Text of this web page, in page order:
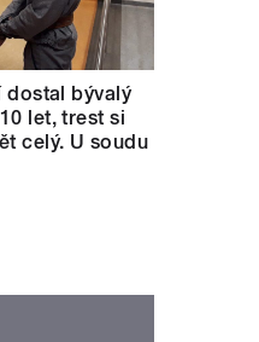
dostal bývalý
let, trest si
celý. U soudu